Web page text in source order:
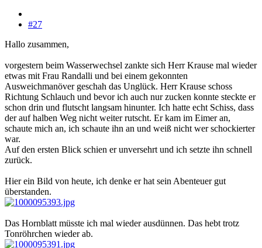
#27
Hallo zusammen,
vorgestern beim Wasserwechsel zankte sich Herr Krause mal wieder
etwas mit Frau Randalli und bei einem gekonnten
Ausweichmanöver geschah das Unglück. Herr Krause schoss
Richtung Schlauch und bevor ich auch nur zucken konnte steckte er
schon drin und flutscht langsam hinunter. Ich hatte echt Schiss, dass
der auf halben Weg nicht weiter rutscht. Er kam im Eimer an,
schaute mich an, ich schaute ihn an und weiß nicht wer schockierter
war.
Auf den ersten Blick schien er unversehrt und ich setzte ihn schnell
zurück.
Hier ein Bild von heute, ich denke er hat sein Abenteuer gut
überstanden.
Das Hornblatt müsste ich mal wieder ausdünnen. Das hebt trotz
Tonröhrchen wieder ab.